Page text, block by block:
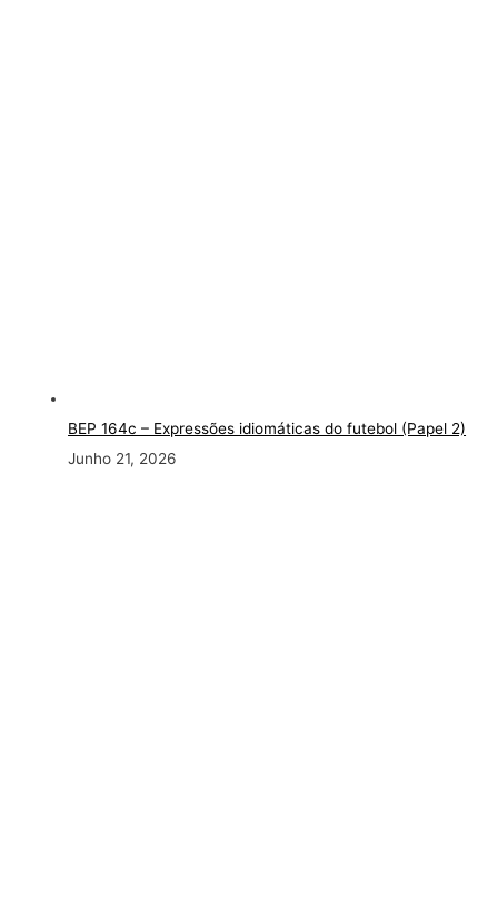
BEP 164c – Expressões idiomáticas do futebol (Papel 2)
Junho 21, 2026